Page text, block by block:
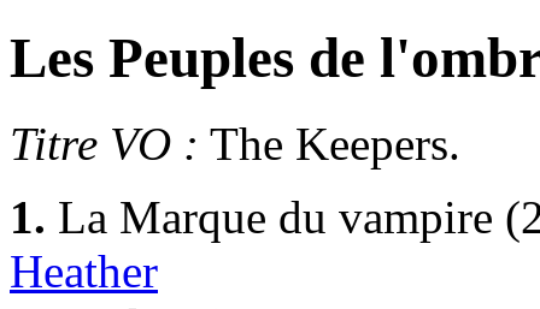
Les Peuples de
Titre VO : The Keepers.
1. La Marque du vampire
Heather